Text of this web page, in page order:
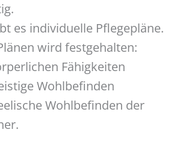
es individuelle Pflegepläne.
wird festgehalten:
Fähigkeiten
Wohlbefinden
Wohlbefinden der